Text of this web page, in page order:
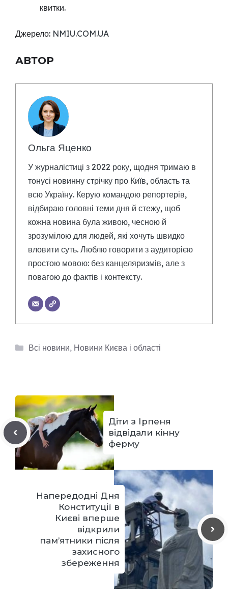
квитки.
Джерело: NMIU.COM.UA
АВТОР
Ольга Яценко
У журналістиці з 2022 року, щодня тримаю в
тонусі новинну стрічку про Київ, область та
всю Україну. Керую командою репортерів,
відбираю головні теми дня й стежу, щоб
кожна новина була живою, чесною й
зрозумілою для людей, які хочуть швидко
вловити суть. Люблю говорити з аудиторією
простою мовою: без канцеляризмів, але з
повагою до фактів і контексту.
Категорії
Всі новини, Новини Києва і області
Діти з Ірпеня
відвідали кінну
ферму
Напередодні Дня
Конституції в
Києві вперше
відкрили
пам’ятники після
захисного
збереження